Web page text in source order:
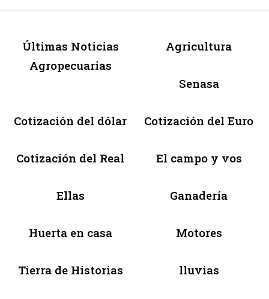
Últimas Noticias
Agropecuarias
Agricultura
Senasa
Cotización del dólar Cotización del Euro
Cotización del Real El campo y vos
Ellas Ganadería
Huerta en casa Motores
Tierra de Historias lluvias